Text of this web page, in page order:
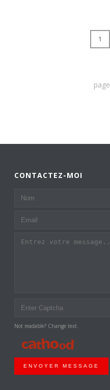
1
page
CONTACTEZ-MOI
Not readable? Change text.
ENVOYER MESSAGE